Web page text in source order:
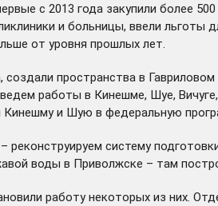
с 2013 года закупили более
и больницы, ввели льготы
от уровня прошлых лет.
пространства в
работы в Кинешме, Шуе,
и Шую в федеральную
систему
воды в Приволжске – там
работу некоторых из них.